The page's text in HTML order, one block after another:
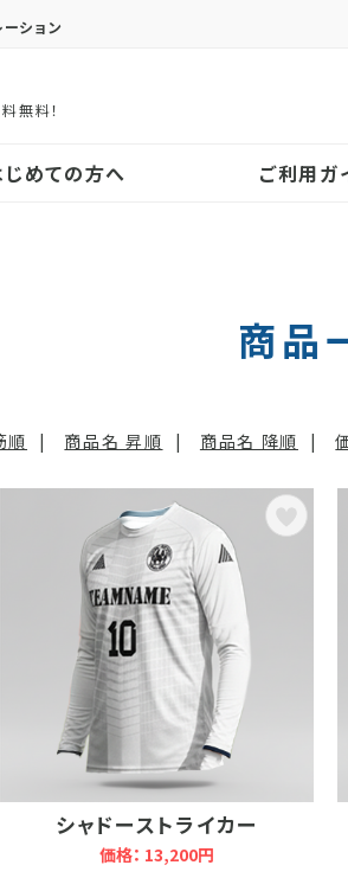
ション
無料！
じめての方へ ご利用ガ
商品
順 | 商品名 昇順 | 商品名 降順 |
シャドーストライカー
価格： 13,200円